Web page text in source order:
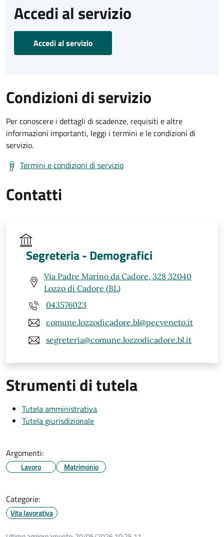
Accedi al servizio
Accedi al servizio
Condizioni di servizio
Per conoscere i dettagli di scadenze, requisiti e altre
informazioni importanti, leggi i termini e le condizioni di
servizio.
Termini e condizioni di servizio
Contatti
Segreteria - Demografici
Via Padre Marino da Cadore, 328 32040
Lozzo di Cadore (BL)
043576023
comune.lozzodicadore.bl@pecveneto.it
segreteria@comune.lozzodicadore.bl.it
Strumenti di tutela
Tutela amministrativa
Tutela giurisdizionale
Argomenti:
Lavoro Matrimonio
Categorie:
Vita lavorativa